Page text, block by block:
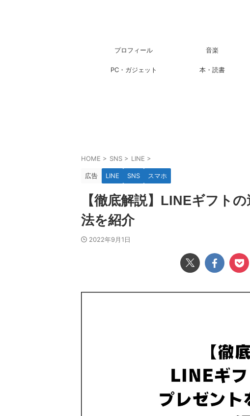
プロフィール 音楽
PC・ガジェット 本・読書
HOME > SNS > LINE >
広告 LINE SNS スマホ
【徹底解説】LINEギフト
法を紹介
2022年9月1日